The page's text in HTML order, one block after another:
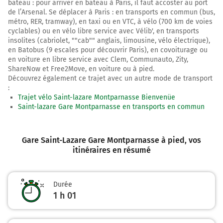
Continuer Rue Vaneau sur 750 mètres
Tourner à droite sur Rue de Sèvres et continuer sur 35
mètres
3,3 km
Tourner à gauche sur Rue Saint-Romain et continuer
sur 180 mètres
3,4 km
sur 230 mètres
3,5 km
Tourner à gauche sur Boulevard du Montparnasse et
continuer sur 65 mètres
Tourner légèrement à droite sur la voie et continuer
3,8 km
bateau : pour arriver en bateau à Paris, il faut accoster au port
de l’Arsenal. Se déplacer à Paris : en transports en commun (bus,
métro, RER, tramway), en taxi ou en VTC, à vélo (700 km de voies
cyclables) ou en vélo libre service avec Vélib', en transports
insolites (cabriolet, ""cab"" anglais, limousine, vélo électrique),
en Batobus (9 escales pour découvrir Paris), en covoiturage ou
en voiture en libre service avec Clem, Communauto, Zity,
ShareNow et Free2Move, en voiture ou à pied.
Découvrez également ce trajet avec un autre mode de transport
:
Trajet vélo Saint-lazare Montparnasse Bienvenüe
Saint-lazare Gare Montparnasse en transports en commun
Gare Saint-Lazare Gare Montparnasse à pied, vos
itinéraires en résumé
Durée
1 h 01